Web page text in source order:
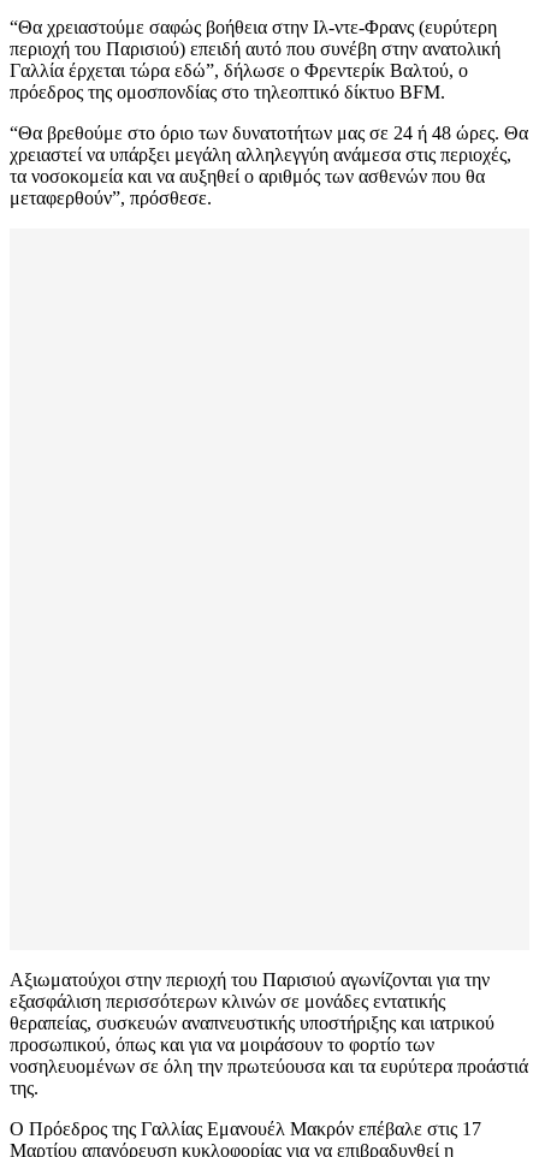
“Θα χρειαστούμε σαφώς βοήθεια στην Ιλ-ντε-Φρανς (ευρύτερη
περιοχή του Παρισιού) επειδή αυτό που συνέβη στην ανατολική
Γαλλία έρχεται τώρα εδώ”, δήλωσε ο Φρεντερίκ Βαλτού, ο
πρόεδρος της ομοσπονδίας στο τηλεοπτικό δίκτυο BFM.
“Θα βρεθούμε στο όριο των δυνατοτήτων μας σε 24 ή 48 ώρες. Θα
χρειαστεί να υπάρξει μεγάλη αλληλεγγύη ανάμεσα στις περιοχές,
τα νοσοκομεία και να αυξηθεί ο αριθμός των ασθενών που θα
μεταφερθούν”, πρόσθεσε.
Αξιωματούχοι στην περιοχή του Παρισιού αγωνίζονται για την
εξασφάλιση περισσότερων κλινών σε μονάδες εντατικής
θεραπείας, συσκευών αναπνευστικής υποστήριξης και ιατρικού
προσωπικού, όπως και για να μοιράσουν το φορτίο των
νοσηλευομένων σε όλη την πρωτεύουσα και τα ευρύτερα προάστιά
της.
Ο Πρόεδρος της Γαλλίας Εμανουέλ Μακρόν επέβαλε στις 17
Μαρτίου απαγόρευση κυκλοφορίας για να επιβραδυνθεί η